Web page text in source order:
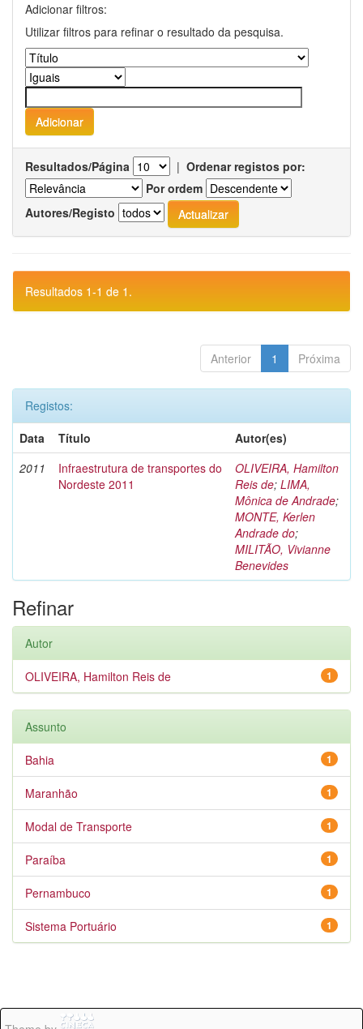
Adicionar filtros:
Utilizar filtros para refinar o resultado da pesquisa.
Resultados/Página | Ordenar registos por:
Por ordem
Autores/Registo
Resultados 1-1 de 1.
Anterior 1 Próxima
Registos:
Data
Título
Autor(es)
2011
Infraestrutura de transportes do
Nordeste 2011
OLIVEIRA, Hamilton
Reis de; LIMA,
Mônica de Andrade;
MONTE, Kerlen
Andrade do;
MILITÃO, Vivianne
Benevides
Refinar
Autor
1
OLIVEIRA, Hamilton Reis de
Assunto
1
Bahia
1
Maranhão
1
Modal de Transporte
1
Paraíba
1
Pernambuco
1
Sistema Portuário